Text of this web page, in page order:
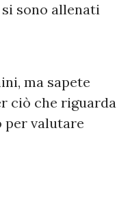
sono allenati
ma sapete
ciò che riguarda
valutare